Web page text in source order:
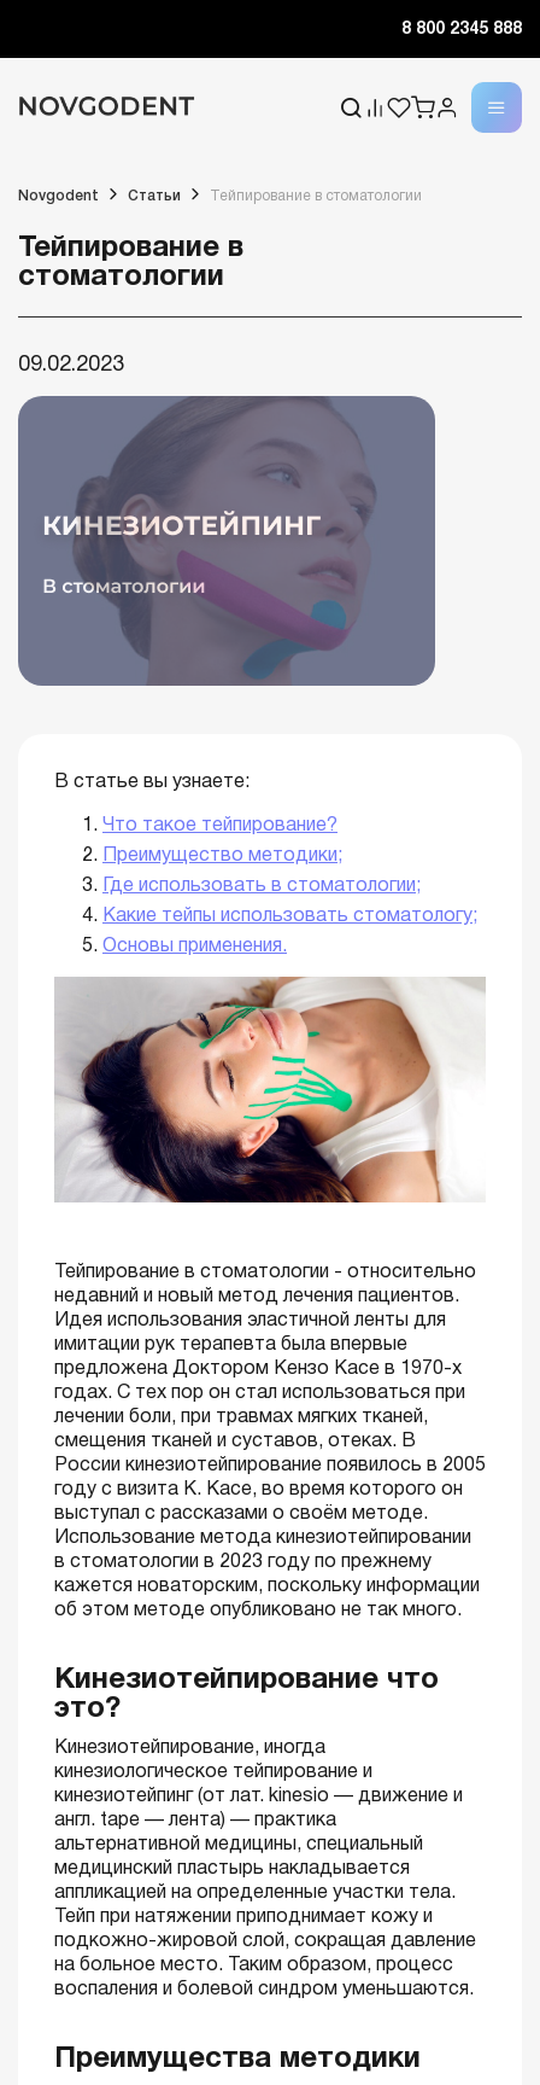
8 800 2345 888
Novgodent Статьи Тейпирование в стоматологии
Тейпирование в
стоматологии
09.02.2023
В статье вы узнаете:
Что такое тейпирование?
Преимущество методики;
Где использовать в стоматологии;
Какие тейпы использовать стоматологу;
Основы применения.
Тейпирование в стоматологии - относительно
недавний и новый метод лечения пациентов.
Идея использования эластичной ленты для
имитации рук терапевта была впервые
предложена Доктором Кензо Касе в 1970-х
годах. С тех пор он стал использоваться при
лечении боли, при травмах мягких тканей,
смещения тканей и суставов, отеках. В
России кинезиотейпирование появилось в 2005
году с визита К. Касе, во время которого он
выступал с рассказами о своём методе.
Использование метода кинезиотейпировании
в стоматологии в 2023 году по прежнему
кажется новаторским, поскольку информации
об этом методе опубликовано не так много.
Кинезиотейпирование что
это?
Кинезиотейпирование, иногда
кинезиологическое тейпирование и
кинезиотейпинг (от лат. kinesio — движение и
англ. tape — лента) — практика
альтернативной медицины, специальный
медицинский пластырь накладывается
аппликацией на определенные участки тела.
Тейп при натяжении приподнимает кожу и
подкожно-жировой слой, сокращая давление
на больное место. Таким образом, процесс
воспаления и болевой синдром уменьшаются.
Преимущества методики